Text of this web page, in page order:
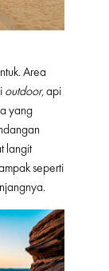
Area
outdoor, api
yang
langit
seperti